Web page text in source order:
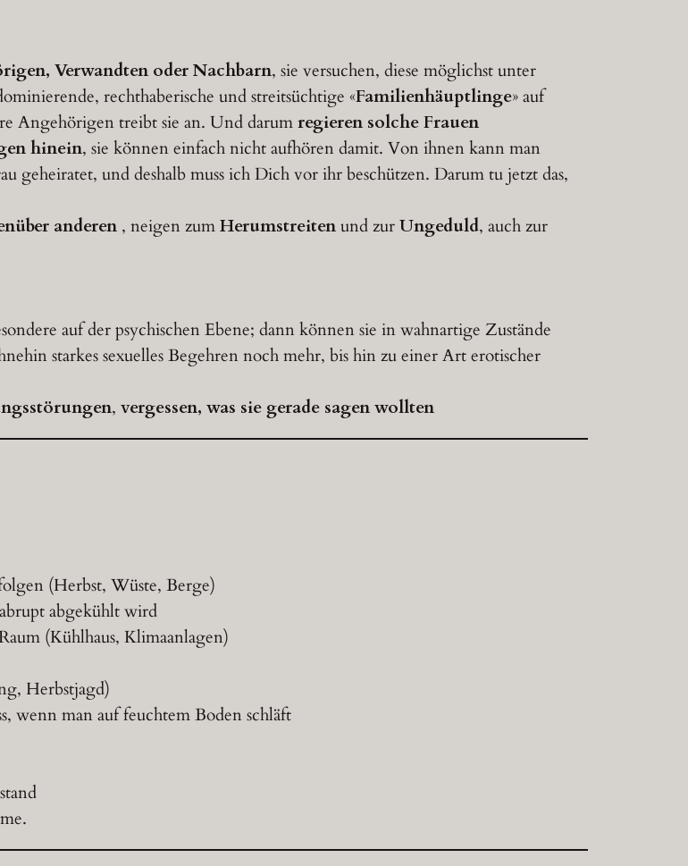
Verwandten oder Nachbarn, sie versuchen, diese möglichst unter
rechthaberische und streitsüchtige «Familienhäuptlinge» auf
Angehörigen treibt sie an. Und darumregieren solche Frauen
hinein, sie können einfach nicht aufhören damit. Von ihnen kann man
geheiratet, und deshalb muss ich Dich vor ihr beschützen. Darum tu jetzt das,
anderen , neigen zumHerumstreitenund zurUngeduld, auch zur
auf der psychischen Ebene; dann können sie in wahnartige Zustände
starkes sexuelles Begehren noch mehr, bis hin zu einer Art erotischer
, vergessen, was sie gerade sagen wollten
(Herbst, Wüste, Berge)
abgekühlt wird
(Kühlhaus, Klimaanlagen)
Herbstjagd)
wenn man auf feuchtem Boden schläft